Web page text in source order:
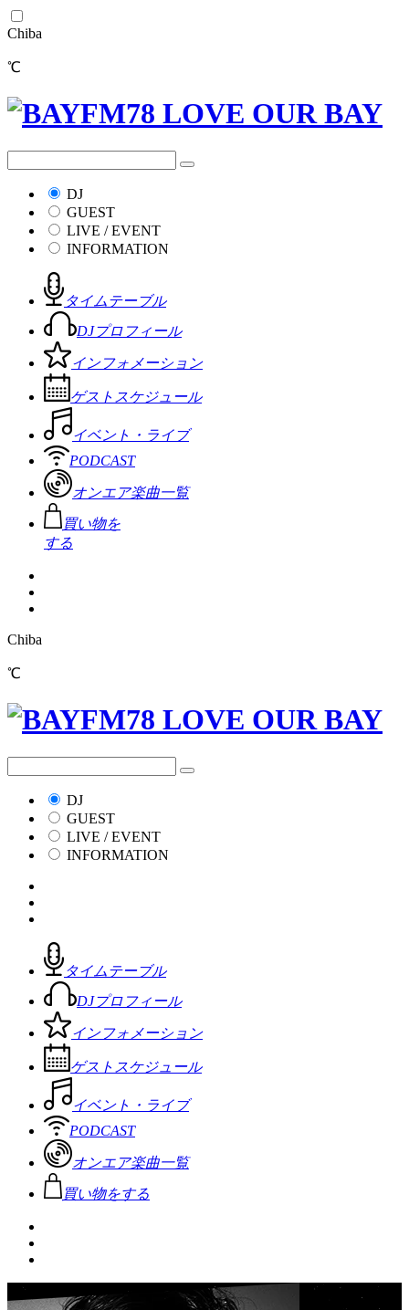
Chiba
℃
DJ
GUEST
LIVE / EVENT
INFORMATION
タイムテーブル
DJプロフィール
インフォメーション
ゲストスケジュール
イベント・ライブ
PODCAST
オンエア楽曲一覧
買い物を
する
Chiba
℃
DJ
GUEST
LIVE / EVENT
INFORMATION
タイムテーブル
DJプロフィール
インフォメーション
ゲストスケジュール
イベント・ライブ
PODCAST
オンエア楽曲一覧
買い物をする